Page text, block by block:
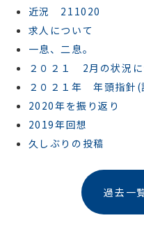
近況 211020
求人について
一息、二息。
２０２１ 2月の状況に
２０２１年 年頭指針(
2020年を振り返り
2019年回想
久しぶりの投稿
過去一